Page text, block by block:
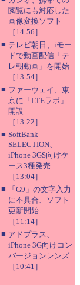
閲覧にも対応した
画像変換ソフト
［14:56］
■ テレビ朝日、iモー
ドで動画配信「テ
レ朝動画」を開始
［13:54］
■ ファーウェイ、東
京に「LTEラボ」
開設
［13:22］
■ SoftBank
SELECTION、
iPhone 3GS向けケ
ース3種発売
［13:04］
■
「G9」の文字入力
に不具合、ソフト
更新開始
［11:14］
■ アドプラス、
iPhone 3G向けコン
バージョンレンズ
［10:41］